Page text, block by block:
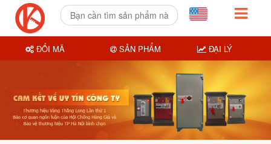
ĐỔI MÃ SẢN PHẨM ĐẠI LÝ